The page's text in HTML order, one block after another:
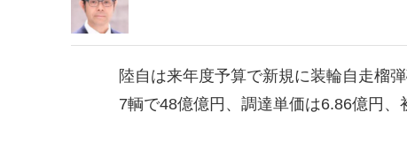
陸自は来年度予算で新規に装輪自走榴弾
7輌で48億億円、調達単価は6.86億円、